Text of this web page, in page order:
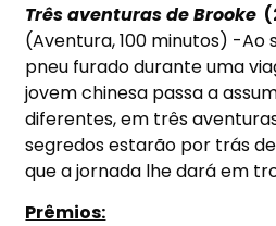
Três aventuras de Brooke
(Aventura, 100 minutos) -Ao
pneu furado durante uma
jovem chinesa passa a
diferentes, em três
segredos estarão por trás
que a jornada lhe dará em
Prêmios: